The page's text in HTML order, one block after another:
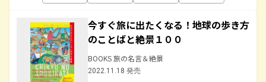
今すぐ旅に出たくなる！地球の歩き方
のことばと絶景１００
BOOKS 旅の名言＆絶景
2022.11.18 発売